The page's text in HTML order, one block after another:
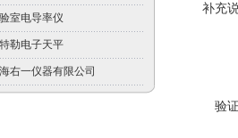
室电导率仪
勒电子天平
右一仪器有限公司
补充
验